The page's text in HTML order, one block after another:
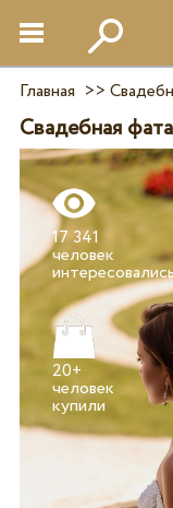
Главная >>
Свадебная
17 341
человек
20+
человек